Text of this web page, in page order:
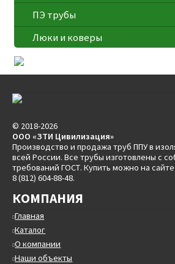
ПЭ трубы
Люки и коверы
© 2018-2026
ООО «ЗТИ Цивилизация»
Производство и продажа труб ППУ в
всей России. Все трубы изготовлены с
требований ГОСТ. Купить можно на
8 (812) 604-88-48.
КОМПАНИЯ
Главная
Каталог
О компании
Наши объекты